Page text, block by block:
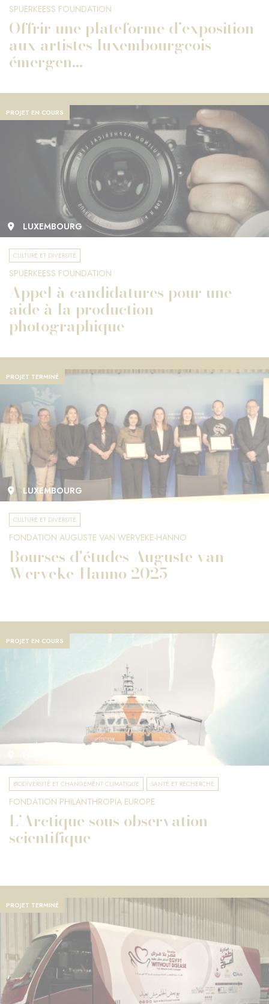
SPUERKEESS FOUNDATION
Offrir une plateforme d’exposition
aux artistes luxembourgeois
émergen...
PROJET EN COURS
LUXEMBOURG
CULTURE ET DIVERSITÉ
SPUERKEESS FOUNDATION
Appel à candidatures pour une
aide à la production
photographique
PROJET TERMINÉ
LUXEMBOURG
CULTURE ET DIVERSITÉ
FONDATION AUGUSTE VAN WERVEKE-HANNO
Bourses d'études Auguste van
Werveke-Hanno 2025
PROJET EN COURS
BIODIVERSITÉ ET CHANGEMENT CLIMATIQUE SANTÉ ET RECHERCHE
FONDATION PHILANTHROPIA EUROPE
L’Arctique sous observation
scientifique
PROJET TERMINÉ